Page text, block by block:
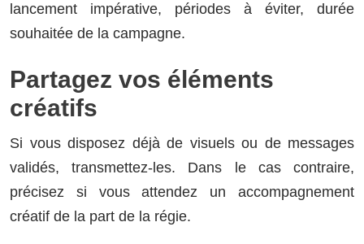
lancement impérative, périodes à éviter, durée
souhaitée de la campagne.
Partagez vos éléments
créatifs
Si vous disposez déjà de visuels ou de messages
validés, transmettez-les. Dans le cas contraire,
précisez si vous attendez un accompagnement
créatif de la part de la régie.